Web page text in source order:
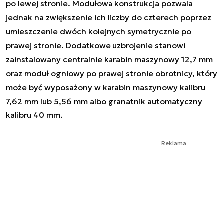
po lewej stronie. Modułowa konstrukcja pozwala
jednak na zwiększenie ich liczby do czterech poprzez
umieszczenie dwóch kolejnych symetrycznie po
prawej stronie. Dodatkowe uzbrojenie stanowi
zainstalowany centralnie karabin maszynowy 12,7 mm
oraz moduł ogniowy po prawej stronie obrotnicy, który
może być wyposażony w karabin maszynowy kalibru
7,62 mm lub 5,56 mm albo granatnik automatyczny
kalibru 40 mm.
Reklama